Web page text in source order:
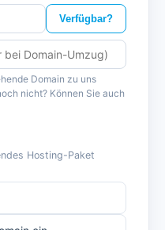
Verfügbar?
Domain zu uns
nicht? Können Sie auch
Hosting-Paket